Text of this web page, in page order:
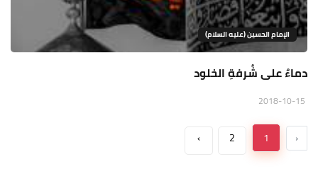
الإمام الحسين (عليه السلام)
دماءٌ على شُرفةِ الخلود
‹
1
2
›